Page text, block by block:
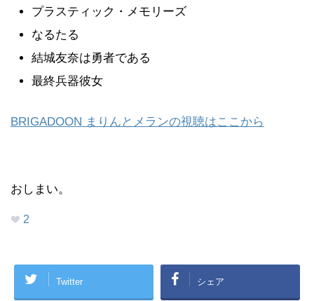
プラスティック・メモリーズ
なるたる
結城友奈は勇者である
最終兵器彼女
BRIGADOON まりんとメランの視聴はここから
おしまい。
2
Twitter シェア